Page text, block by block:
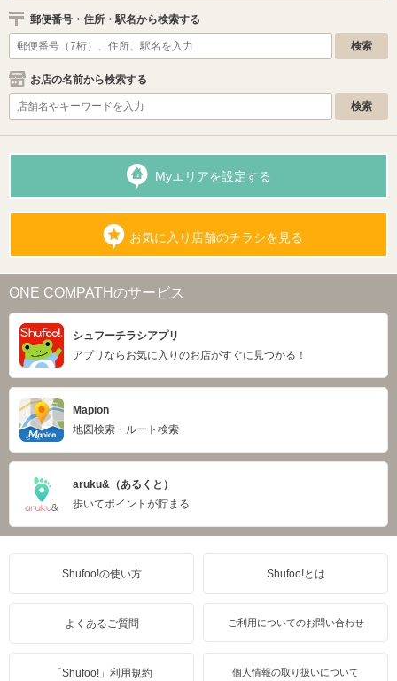
郵便番号・住所・駅名から検索する
お店の名前から検索する
Myエリアを設定する
お気に入り店舗のチラシを見る
ONE COMPATHのサービス
シュフーチラシアプリ
アプリならお気に入りのお店がすぐに見つかる！
Mapion
地図検索・ルート検索
aruku&（あるくと）
歩いてポイントが貯まる
Shufoo!の使い方 Shufoo!とは
よくあるご質問 ご利用についてのお問い合わせ
「Shufoo!」利用規約 個人情報の取り扱いについて